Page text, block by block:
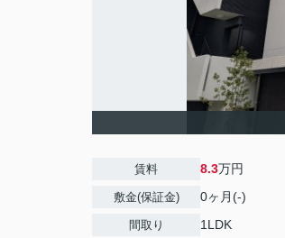
賃料 8.3万円
敷金(保証金) 0ヶ月(-)
間取り 1LDK